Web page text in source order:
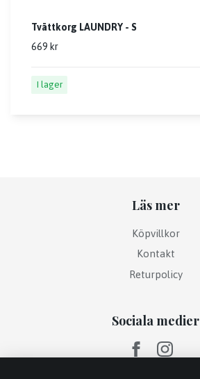
Tvättkorg LAUNDRY - S
669 kr
I lager
Läs mer
Köpvillkor
Kontakt
Returpolicy
Sociala medier